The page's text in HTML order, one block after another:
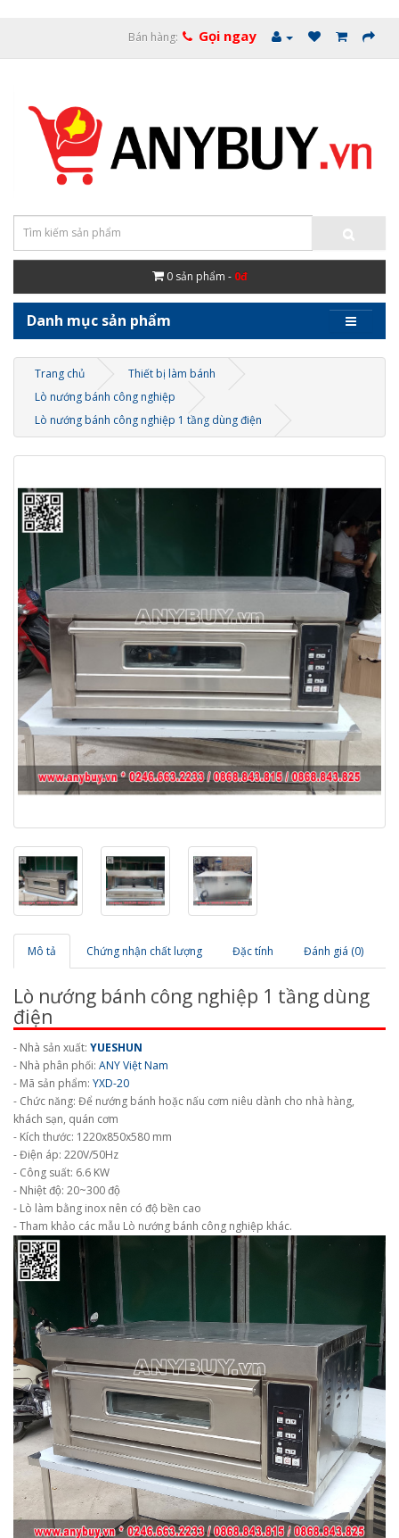
Bán hàng: Gọi ngay
0 sản phẩm - 0đ
Danh mục sản phẩm
Trang chủ
Thiết bị làm bánh
Lò nướng bánh công nghiệp
Lò nướng bánh công nghiệp 1 tầng dùng điện
Mô tả Chứng nhận chất lượng Đặc tính Đánh giá (0)
Lò nướng bánh công nghiệp 1 tầng dùng
điện
- Nhà sản xuất: YUESHUN
- Nhà phân phối: ANY Việt Nam
- Mã sản phẩm: YXD-20
- Chức năng: Để nướng bánh hoặc nấu cơm niêu dành cho nhà hàng,
khách sạn, quán cơm
- Kích thước: 1220x850x580 mm
- Điện áp: 220V/50Hz
- Công suất: 6.6 KW
- Nhiệt độ: 20~300 độ
- Lò làm bằng inox nên có độ bền cao
- Tham khảo các mẫu Lò nướng bánh công nghiệp khác.